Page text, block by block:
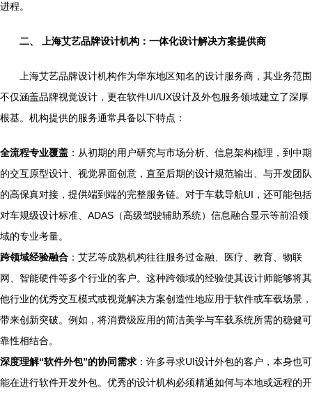
进程。
二、 上海艾艺品牌设计机构：一体化设计解决方案提供商
上海艾艺品牌设计机构作为华东地区知名的设计服务商，其业务范围
不仅涵盖品牌视觉设计，更在软件UI/UX设计及外包服务领域建立了深厚
根基。机构提供的服务通常具备以下特点：
全流程专业覆盖 ：从初期的用户研究与市场分析、信息架构梳理，到中期
的交互原型设计、视觉界面创意，直至后期的设计规范输出、与开发团队
的高保真对接，提供端到端的完整服务链。对于车载导航UI，还可能包括
对车规级设计标准、ADAS（高级驾驶辅助系统）信息融合显示等前沿领
域的专业考量。
跨领域经验融合 ：艾艺等成熟机构往往服务过金融、医疗、教育、物联
网、智能硬件等多个行业的客户。这种跨领域的经验使其设计师能够将其
他行业的优秀交互模式或视觉解决方案创造性地应用于软件或车载场景，
带来创新突破。例如，将消费级应用的简洁美学与车载系统所需的稳健可
靠性相结合。
深度理解“软件外包”的协同需求 ：许多寻求UI设计外包的客户，本身也可
能在进行软件开发外包。优秀的设计机构必须精通如何与本地或远程的开